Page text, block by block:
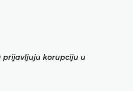
prijavljuju korupciju u